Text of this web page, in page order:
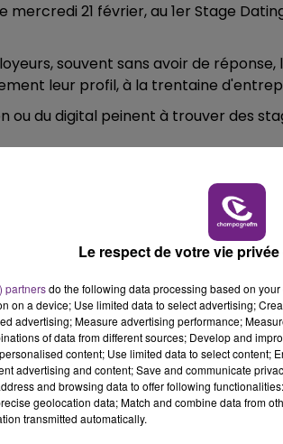
16h00 - 20h00
LE WEEK-END
21 février, au 1er Stage
souvent sans avoir de
leur profil, à la trentaine
ou du digital peinent à trouver des
Le respect de votre vie
partnersdo the following data processing based on
on a device; Use limited data to select advertising;
advertising; Measure advertising performance;
of data from different sources; Develop and
content; Use limited data to select content;
advertising and content; Save and communicate
and browsing data to offer following
geolocation data; Match and combine data from
transmitted automatically.